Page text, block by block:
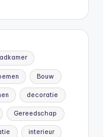
Bouw
decoratie
Gereedschap
interieur